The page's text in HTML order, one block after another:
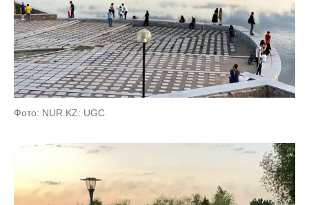
Фото: NUR.KZ: UGC